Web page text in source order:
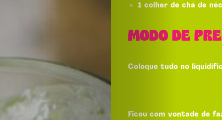
1 colher de chá de
MODO DE
Coloque tudo no
Ficou com vontade de